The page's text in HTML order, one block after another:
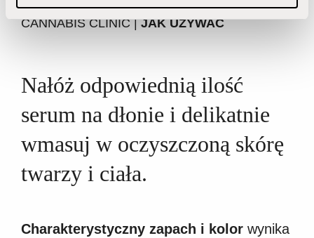
CANNABIS CLINIC |JAK UŻYWAĆ
Nałóż odpowiednią ilość
serum na dłonie i delikatnie
wmasuj w oczyszczoną skórę
twarzy i ciała.
Charakterystyczny zapach i kolor wynika